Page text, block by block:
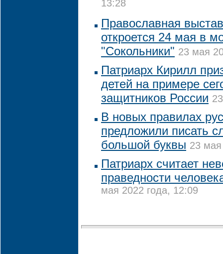
13:28
Православная
откроется 24 мая в
"Сокольники" 23 мая
Патриарх Кирилл
детей на примере
защитников России
В новых правилах
предложили писать
большой буквы 23 мая
Патриарх считает
праведности
мая 2022 года, 12:09